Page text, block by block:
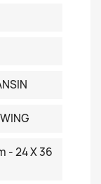
- 24 X 36